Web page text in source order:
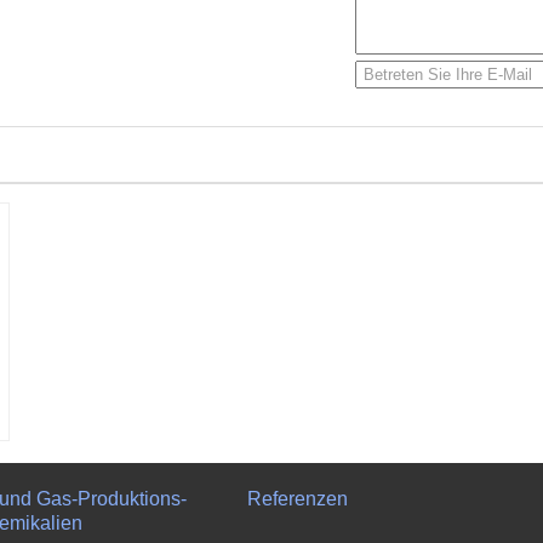
Gas-Produktions-
Referenzen